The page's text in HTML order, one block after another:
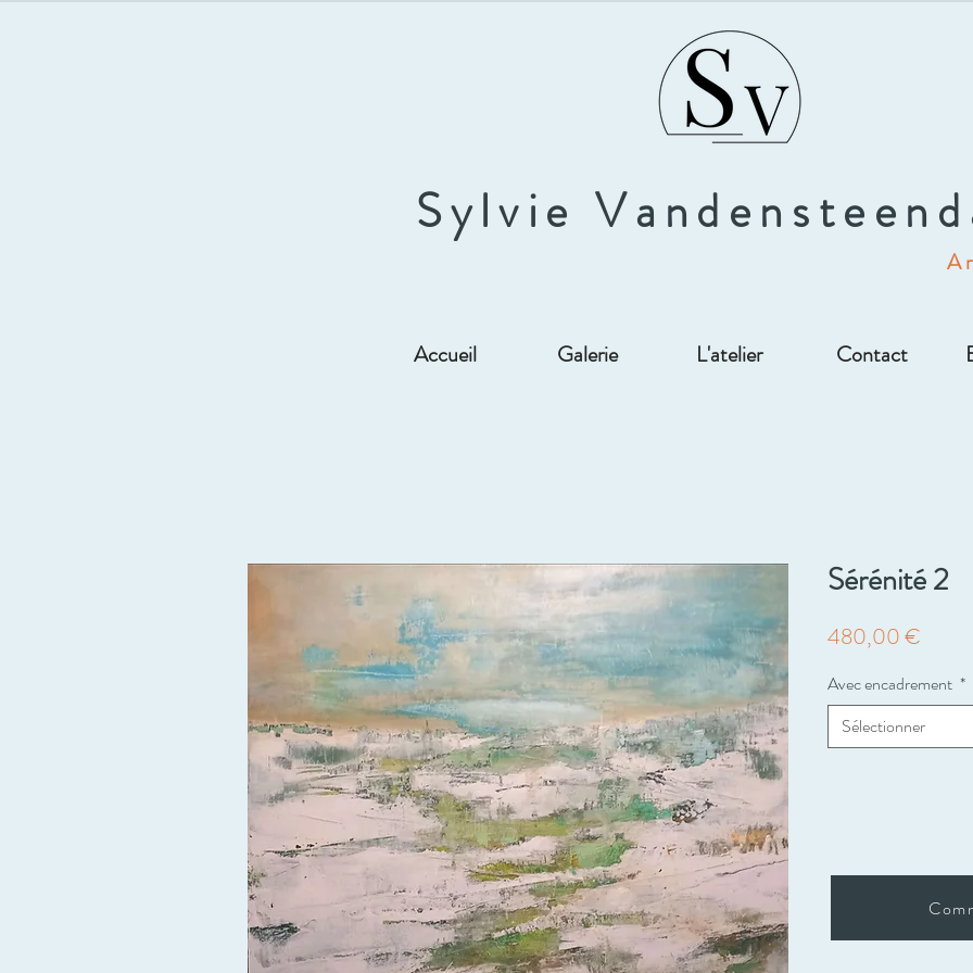
Sylvie
Accueil Galerie L'atelier Contact
Sérénité 2
480,00 €
Avec encadrement *
Sélectionner